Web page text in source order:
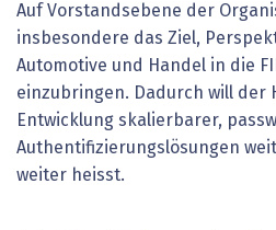
Auf Vorstandsebene der
insbesondere das Ziel,
Automotive und Handel in die
einzubringen. Dadurch will der
Entwicklung skalierbarer,
Authentifizierungslösungen
weiter heisst.